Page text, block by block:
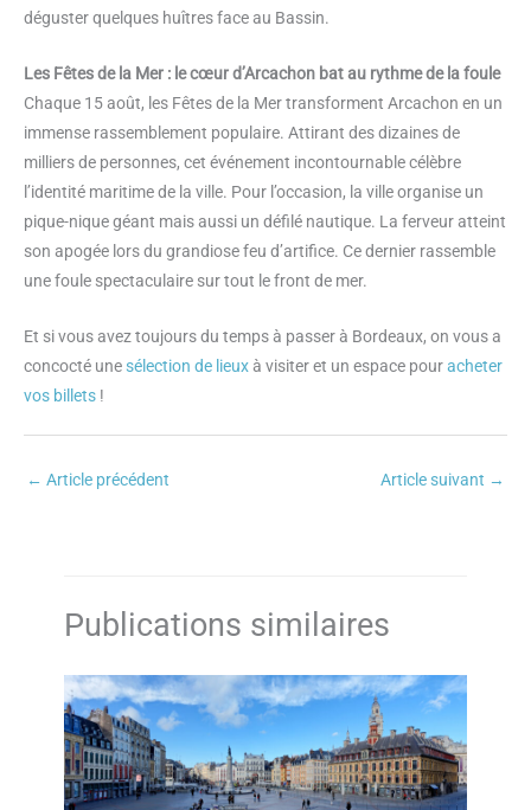
déguster quelques huîtres face au Bassin.
Les Fêtes de la Mer : le cœur d’Arcachon bat au rythme de la foule
Chaque 15 août, les Fêtes de la Mer transforment Arcachon en un
immense rassemblement populaire. Attirant des dizaines de
milliers de personnes, cet événement incontournable célèbre
l’identité maritime de la ville. Pour l’occasion, la ville organise un
pique-nique géant mais aussi un défilé nautique. La ferveur atteint
son apogée lors du grandiose feu d’artifice. Ce dernier rassemble
une foule spectaculaire sur tout le front de mer.
Et si vous avez toujours du temps à passer à Bordeaux, on vous a
concocté une sélection de lieuxà visiter et un espace pouracheter
vos billets !
← Article précédent Article suivant →
Publications similaires